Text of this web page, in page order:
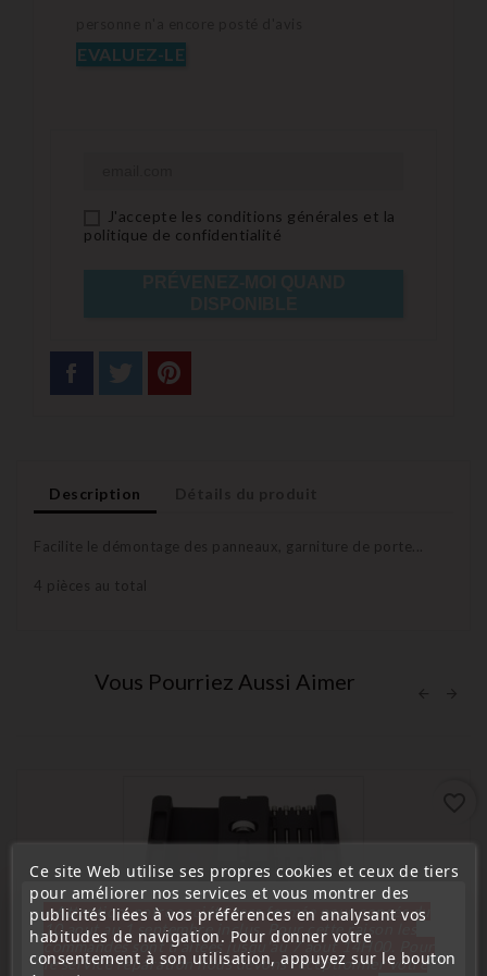
EVALUEZ-LE
J'accepte les conditions générales et la
politique de confidentialité
Description
Facilite le démontage des panneaux, garniture de porte...
4 pièces au total
Vous Pourriez Aussi Aimer
Ce site Web utilise ses propres cookies et ceux de tiers
pour améliorer nos services et vous montrer des
publicités liées à vos préférences en analysant vos
habitudes de navigation. Pour donner votre
consentement à son utilisation, appuyez sur le bouton
« Attention, notre société sera fermée pour congés du
10 aout au 1 septembre inclus. Pour cette raison les
commandes sont traitées jusqu'au 7 aout 14H00. Pour
le service réparation nous devons réceptionner votre